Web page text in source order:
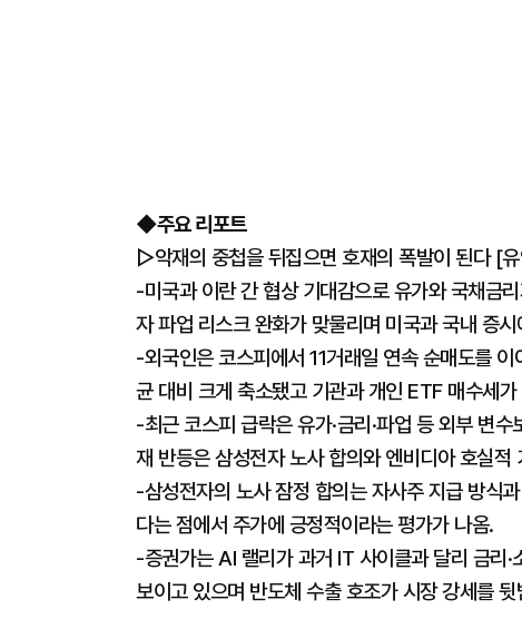
◆주요 리포트
▷악재의 중첩을 뒤집으면 호재의 폭발이 된다 [
-미국과 이란 간 협상 기대감으로 유가와 국채금
자 파업 리스크 완화가 맞물리며 미국과 국내 증
-외국인은 코스피에서 11거래일 연속 순매도를
균 대비 크게 축소됐고 기관과 개인 ETF 매수세
-최근 코스피 급락은 유가·금리·파업 등 외부 변
재 반등은 삼성전자 노사 합의와 엔비디아 호실
-삼성전자의 노사 잠정 합의는 자사주 지급 방식
다는 점에서 주가에 긍정적이라는 평가가 나옴.
-증권가는 AI 랠리가 과거 IT 사이클과 달리 금리
보이고 있으며 반도체 수출 호조가 시장 강세를